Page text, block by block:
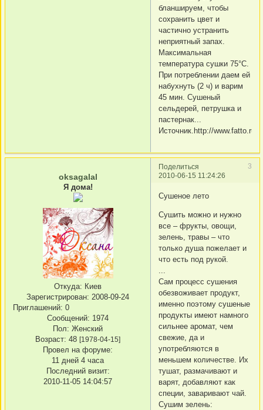
бланшируем, чтобы
сохранить цвет и
частично устранить
неприятный запах.
Максимальная
температура сушки 75°С.
При потреблении даем ей
набухнуть (2 ч) и варим
45 мин. Сушеный
сельдерей, петрушка и
пастернак...
Источник.http://www.fatto.ru/
Поделиться
3
2010-06-15 11:24:26
oksagalal
Я дома!
Откуда: Киев
Зарегистрирован: 2008-09-24
Приглашений: 0
Сообщений: 1974
Пол: Женский
Возраст: 48 [1978-04-15]
Провел на форуме:
11 дней 4 часа
Последний визит:
2010-11-05 14:04:57
Сушеное лето
Сушить можно и нужно
все – фрукты, овощи,
зелень, травы – что
только душа пожелает и
что есть под рукой.
...
Сам процесс сушения
обезвоживает продукт,
именно поэтому сушеные
продукты имеют намного
сильнее аромат, чем
свежие, да и
употребляются в
меньшем количестве. Их
тушат, размачивают и
варят, добавляют как
специи, заваривают чай.
Сушим зелень: